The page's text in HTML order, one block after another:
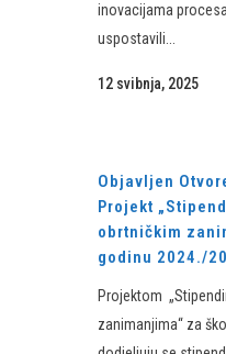
inovacijama
uspostavili...
12 svibnja, 2025
Objavljen
Projekt
obrtničkim
godinu 2024./
Projektom
zanimanjima“ za